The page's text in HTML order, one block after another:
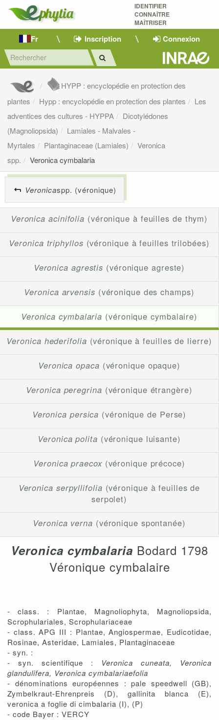
IDENTIFIER
CONNAÎTRE
MAÎTRISER
Fr Inscription Connexion
HYPP : encyclopédie en protection des
plantes
Hypp : encyclopédie en protection des plantes
Les
adventices des cultures - HYPPA
Dicotylédones
(Magnoliopsida)
Lamiales - Malvales -
Myrtales
Plantaginaceae (Lamiales)
Veronica
spp.
Veronica cymbalaria
Veronicaspp. (véronique)
Veronica acinifolia (véronique à feuilles de thym)
Veronica triphyllos (véronique à feuilles trilobées)
Veronica agrestis (véronique agreste)
Veronica arvensis (véronique des champs)
Veronica cymbalaria (véronique cymbalaire)
Veronica hederifolia (véronique à feuilles de lierre)
Veronica opaca (véronique opaque)
Veronica peregrina (véronique étrangère)
Veronica persica (véronique de Perse)
Veronica polita (véronique luisante)
Veronica praecox(véronique précoce)
Veronica serpyllifolia (véronique à feuilles de
serpolet)
Veronica verna (véronique spontanée)
Veronica cymbalaria Bodard 1798
Véronique cymbalaire
- class. : Plantae, Magnoliophyta, Magnoliopsida,
Scrophulariales, Scrophulariaceae
- class. APG III : Plantae, Angiospermae, Eudicotidae,
Rosinae, Asteridae, Lamiales, Plantaginaceae
- syn. :
- syn. scientifique : Veronica cuneata, Veronica
glandulifera, Veronica cymbalariaefolia
- dénominations européennes : pale speedwell (GB),
Zymbelkraut-Ehrenpreis (D), gallinita blanca (E),
veronica a foglie di cimbalaria (I), (P)
- code Bayer : VERCY